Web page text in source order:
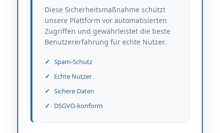
Diese Sicherheitsmaßnahme schützt
unsere Plattform vor automatisierten
Zugriffen und gewährleistet die beste
Benutzererfahrung für echte Nutzer.
Spam-Schutz
Echte Nutzer
Sichere Daten
DSGVO-konform